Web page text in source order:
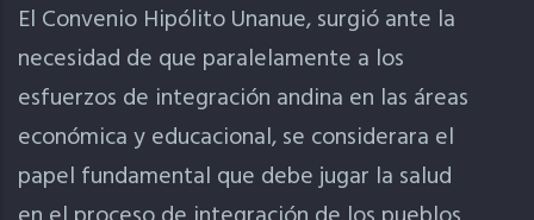
El Convenio Hipólito Unanue, surgió ante la
necesidad de que paralelamente a los
esfuerzos de integración andina en las áreas
económica y educacional, se considerara el
papel fundamental que debe jugar la salud